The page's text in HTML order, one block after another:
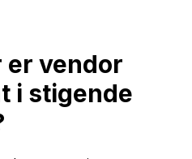
er vendor
i stigende